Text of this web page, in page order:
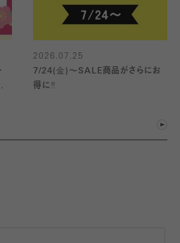
2026.07.25
7/24(金)〜SALE商品がさらにお
得に‼️